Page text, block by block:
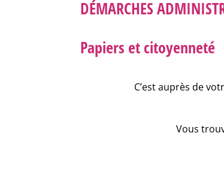
DÉMARCHES
Papiers et citoyenneté
C’est auprès de
Vous